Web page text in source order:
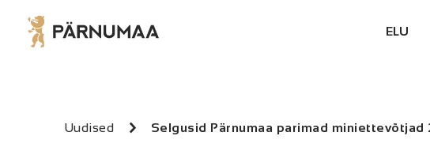
ELU
Uudised Selgusid Pärnumaa parimad miniettevõtjad